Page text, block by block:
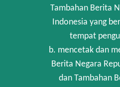
Tambahan Berita
Indonesia yang
tempat
b. mencetak dan
Berita Negara
dan Tambahan